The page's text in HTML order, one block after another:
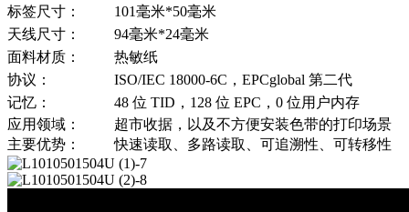
标签尺寸：
101毫米*50毫米
天线尺寸：
94毫米*24毫米
面料材质：
热敏纸
协议：
ISO/IEC 18000-6C，EPCglobal 第二代
记忆：
48 位 TID，128 位 EPC，0 位用户内存
应用领域：
超市收据，以及不方便安装色带的打印场景
主要优势：
快速读取、多路读取、可追溯性、可转移性